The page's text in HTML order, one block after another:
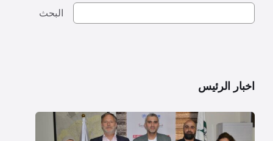
البحث
اخبار الرئيس